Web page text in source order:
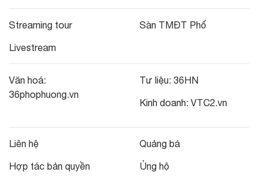
Streaming tour
Livestream
Sàn TMĐT Phố
Văn hoá:
36phophuong.vn
Tư liệu: 36HN
Kinh doanh: VTC2.vn
Liên hệ
Hợp tác bản quyền
Quảng bá
Ủng hộ